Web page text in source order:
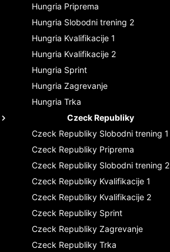
Hungria Priprema
Hungria Slobodni trening 2
Hungria Kvalifikacije 1
Hungria Kvalifikacije 2
Hungria Sprint
Hungria Zagrevanje
Hungria Trka
Czeck Republiky
Czeck Republiky Slobodni trening 1
Czeck Republiky Priprema
Czeck Republiky Slobodni trening 2
Czeck Republiky Kvalifikacije 1
Czeck Republiky Kvalifikacije 2
Czeck Republiky Sprint
Czeck Republiky Zagrevanje
Czeck Republiky Trka